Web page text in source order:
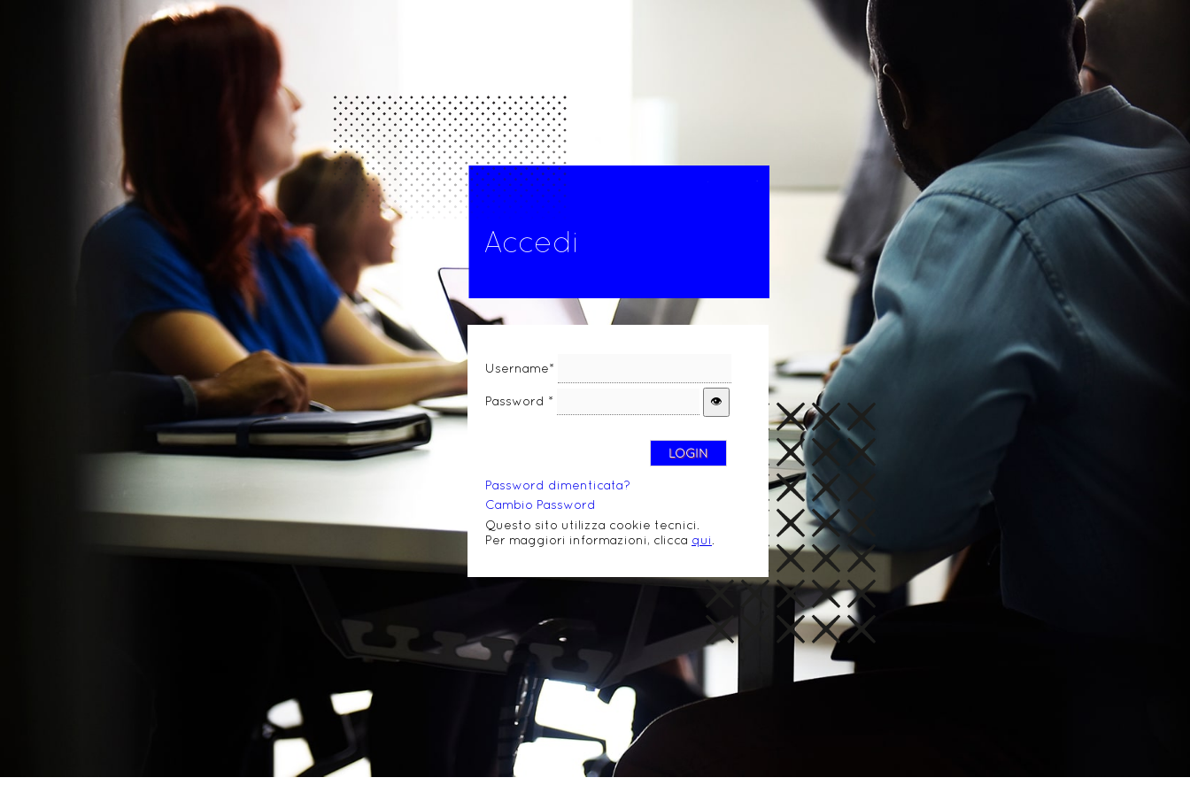
Accedi
Username*
Password *
Password dimenticata?
Cambio Password
Questo sito utilizza cookie tecnici.
Per maggiori informazioni, clicca qui